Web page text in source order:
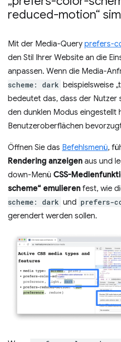
reduced-motion“
Mit der Media-Query prefers-
den Stil Ihrer Website an die
anpassen. Wenn die Media-
scheme: dark beispielsweise
bedeutet das, dass der Nutzer
den dunklen Modus eingestellt
Benutzeroberflächen
Öffnen Sie das Befehlsmenü,
Rendering anzeigen aus und
down-Menü CSS-
scheme“ emulieren fest, wie
scheme: dark und prefers-
gerendert werden sollen.